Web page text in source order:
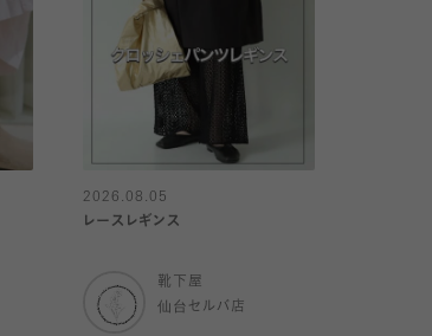
2026.08.05
レースレギンス
靴下屋
仙台セルバ店